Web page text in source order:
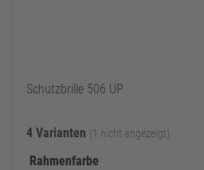
Schutzbrille 506 UP
4 Varianten (1 nicht angezeigt)
Rahmenfarbe